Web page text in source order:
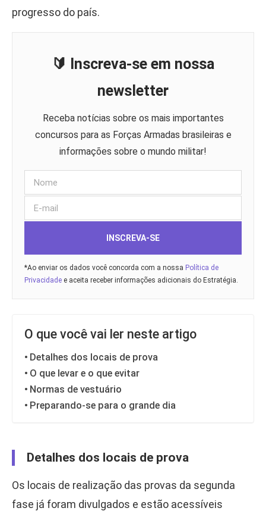
progresso do país.
🔰 Inscreva-se em nossa
newsletter
Receba notícias sobre os mais importantes
concursos para as Forças Armadas brasileiras e
informações sobre o mundo militar!
INSCREVA-SE
*Ao enviar os dados você concorda com a nossa Política de
Privacidade e aceita receber informações adicionais do Estratégia.
O que você vai ler neste artigo
Detalhes dos locais de prova
O que levar e o que evitar
Normas de vestuário
Preparando-se para o grande dia
Detalhes dos locais de prova
Os locais de realização das provas da segunda
fase já foram divulgados e estão acessíveis